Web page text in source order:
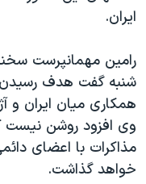
قانون شفافیت دارائی
اعتراضات مردمی آبان ۹۸
اسرائیل در جنگ
نرگس محمدی برنده
همایش محافظه‌کاران
ایران.
رامین مهمانپرست
شنبه گفت هدف رسیدن
همکاری میان ایران و
وی افزود روشن نیست
مذاکرات با اعضای
خواهد گذاشت.